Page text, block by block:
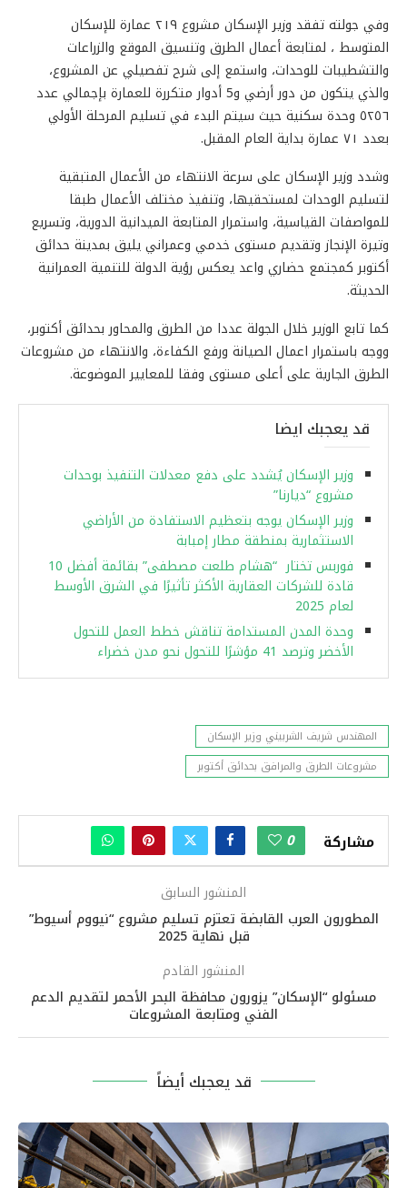
وفي جولته تفقد وزير الإسكان مشروع ٢١٩ عمارة للإسكان
المتوسط ، لمتابعة أعمال الطرق وتنسيق الموقع والزراعات
والتشطيبات للوحدات، واستمع إلى شرح تفصيلي عن المشروع،
والذي يتكون من دور أرضي و5 أدوار متكررة للعمارة بإجمالي عدد
٥٢٥٦ وحدة سكنية حيث سيتم البدء في تسليم المرحلة الأولي
بعدد ٧١ عمارة بداية العام المقبل.
وشدد وزير الإسكان على سرعة الانتهاء من الأعمال المتبقية
لتسليم الوحدات لمستحقيها، وتنفيذ مختلف الأعمال طبقا
للمواصفات القياسية، واستمرار المتابعة الميدانية الدورية، وتسريع
وتيرة الإنجاز وتقديم مستوى خدمي وعمراني يليق بمدينة حدائق
أكتوبر كمجتمع حضاري واعد يعكس رؤية الدولة للتنمية العمرانية
الحديثة.
كما تابع الوزير خلال الجولة عددا من الطرق والمحاور بحدائق أكتوبر،
ووجه باستمرار اعمال الصيانة ورفع الكفاءة، والانتهاء من مشروعات
الطرق الجارية على أعلى مستوى وفقا للمعايير الموضوعة.
قد يعجبك ايضا
وزير الإسكان يُشدد على دفع معدلات التنفيذ بوحدات
مشروع “ديارنا”
وزير الإسكان يوجه بتعظيم الاستفادة من الأراضي
الاستثمارية بمنطقة مطار إمبابة
فوربس تختار “هشام طلعت مصطفى” بقائمة أفضل 10
قادة للشركات العقارية الأكثر تأثيرًا في الشرق الأوسط
لعام 2025
وحدة المدن المستدامة تناقش خطط العمل للتحول
الأخضر وترصد 41 مؤشرًا للتحول نحو مدن خضراء
المهندس شريف الشربيني وزير الإسكان
مشروعات الطرق والمرافق بحدائق أكتوبر
مشاركة 0
المنشور السابق
المطورون العرب القابضة تعتزم تسليم مشروع “نيووم أسيوط”
قبل نهاية 2025
المنشور القادم
مسئولو “الإسكان” يزورون محافظة البحر الأحمر لتقديم الدعم
الفني ومتابعة المشروعات
قد يعجبك أيضاً